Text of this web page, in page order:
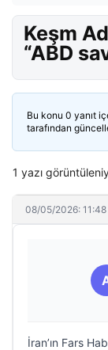
Keşm
“ABD
Bu konu 0 yanıt
tarafından
1 yazı
08/05/2026: 11:48
İran’ın Fars